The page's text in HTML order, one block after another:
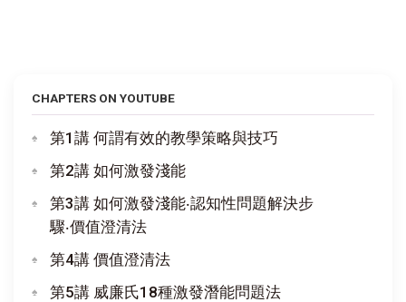
CHAPTERS ON YOUTUBE
第1講 何謂有效的教學策略與技巧
第2講 如何激發淺能
第3講 如何激發淺能‧認知性問題解決步
驟‧價值澄清法
第4講 價值澄清法
第5講 威廉氏18種激發潛能問題法